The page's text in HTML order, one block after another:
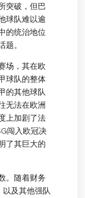
突破，但巴
球队难以逾
的统治地位
。
场，其在欧
球队的整体
的其他球队
无法在欧洲
上加剧了法
闯入欧冠决
了其巨大的
。随着财务
以及其他强队